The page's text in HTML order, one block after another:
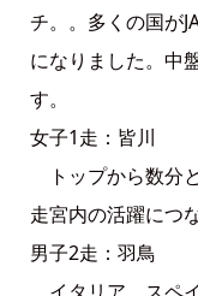
チ。。多くの国が
になりました。中
す。
女子1走：皆川
トップから数分
走宮内の活躍につ
男子2走：羽鳥